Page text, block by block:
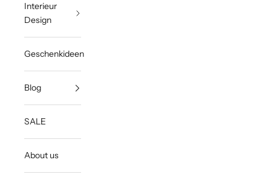
Interieur
Design
Geschenkideen
Blog
SALE
About us